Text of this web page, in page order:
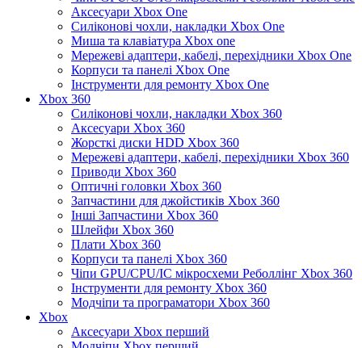
Аксесуари Xbox One
Силіконові чохли, накладки Xbox One
Миша та клавіатура Xbox one
Мережеві адаптери, кабелі, перехідники Xbox One
Корпуси та панелі Xbox One
Інструменти для ремонту Xbox One
Xbox 360
Силіконові чохли, накладки Xbox 360
Аксесуари Xbox 360
Жорсткі диски HDD Xbox 360
Мережеві адаптери, кабелі, перехідники Xbox 360
Приводи Xbox 360
Оптичні головки Xbox 360
Запчастини для джойстиків Xbox 360
Інші Запчастини Xbox 360
Шлейфи Xbox 360
Плати Xbox 360
Корпуси та панелі Xbox 360
Чіпи GPU/CPU/IC мікросхеми Реболлінг Xbox 360
Інструменти для ремонту Xbox 360
Модчіпи та програматори Xbox 360
Xbox
Аксесуари Xbox перший